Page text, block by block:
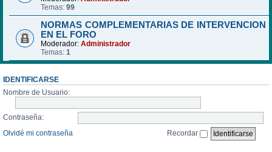
Temas: 99
NORMAS COMPLEMENTARIAS DE INTERVENCION
EN EL FORO
Moderador: Administrador
Temas: 1
IDENTIFICARSE
Nombre de Usuario:
Contraseña:
Olvidé mi contraseña
Recordar